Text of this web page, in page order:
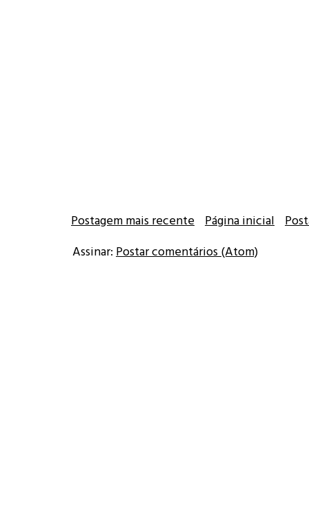
Postagem mais recente Página inicial
Assinar: Postar comentários (Atom)